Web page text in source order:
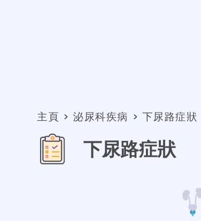
主頁 泌尿科疾病 下尿路症狀
下尿路症狀